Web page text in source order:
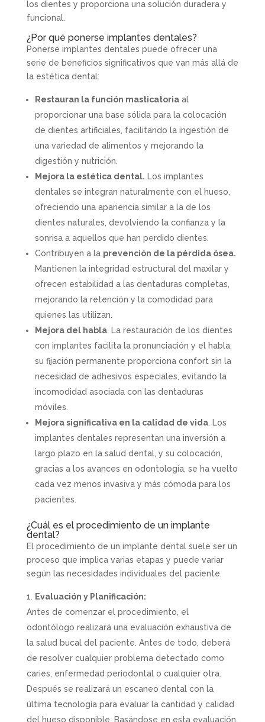
los dientes y proporciona una solución duradera y
funcional.
¿Por qué ponerse implantes dentales?
Ponerse implantes dentales puede ofrecer una
serie de beneficios significativos que van más allá de
la estética dental:
Restauran la función masticatoriaal
proporcionar una base sólida para la colocación
de dientes artificiales, facilitando la ingestión de
una variedad de alimentos y mejorando la
digestión y nutrición.
Mejora la estética dental. Los implantes
dentales se integran naturalmente con el hueso,
ofreciendo una apariencia similar a la de los
dientes naturales, devolviendo la confianza y la
sonrisa a aquellos que han perdido dientes.
Contribuyen a la prevención de la pérdida ósea.
Mantienen la integridad estructural del maxilar y
ofrecen estabilidad a las dentaduras completas,
mejorando la retención y la comodidad para
quienes las utilizan.
Mejora del habla. La restauración de los dientes
con implantes facilita la pronunciación y el habla,
su fijación permanente proporciona confort sin la
necesidad de adhesivos especiales, evitando la
incomodidad asociada con las dentaduras
móviles.
Mejora significativa en la calidad de vida. Los
implantes dentales representan una inversión a
largo plazo en la salud dental, y su colocación,
gracias a los avances en odontología, se ha vuelto
cada vez menos invasiva y más cómoda para los
pacientes.
¿Cuál es el procedimiento de un implante
dental?
El procedimiento de un implante dental suele ser un
proceso que implica varias etapas y puede variar
según las necesidades individuales del paciente.
Evaluación y Planificación:
Antes de comenzar el procedimiento, el
odontólogo realizará una evaluación exhaustiva de
la salud bucal del paciente. Antes de todo, deberá
de resolver cualquier problema detectado como
caries, enfermedad periodontal o cualquier otra.
Después se realizará un escaneo dental con la
última tecnología para evaluar la cantidad y calidad
del hueso disponible. Basándose en esta evaluación,